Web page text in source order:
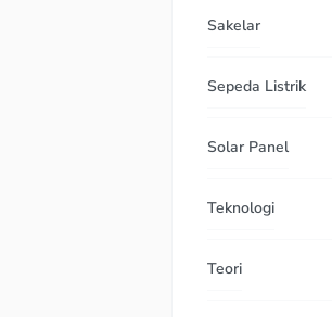
Sakelar
Sepeda Listrik
Solar Panel
Teknologi
Teori